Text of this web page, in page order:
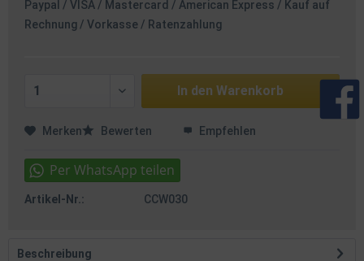
Paypal / VISA / Mastercard / American Express / Kauf auf
Rechnung / Vorkasse / Ratenzahlung
In den Warenkorb
Merken Bewerten Empfehlen
Artikel-Nr.: CCW030
Beschreibung